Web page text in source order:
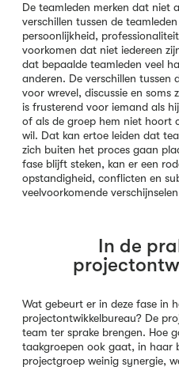
De teamleden merken dat niet
verschillen tussen de
persoonlijkheid,
voorkomen dat niet iedereen
dat bepaalde teamleden veel
anderen. De verschillen tussen
voor wrevel, discussie en soms
is frusterend voor iemand als
of als de groep hem niet hoort
wil. Dat kan ertoe leiden dat
zich buiten het proces gaan
fase blijft steken, kan er een
opstandigheid, conflicten en
veelvoorkomende
In de
Wat gebeurt er in deze fase in
projectontwikkelbureau? De
team ter sprake brengen. Hoe
taakgroepen ook gaat, in haar
projectgroep weinig synergie,